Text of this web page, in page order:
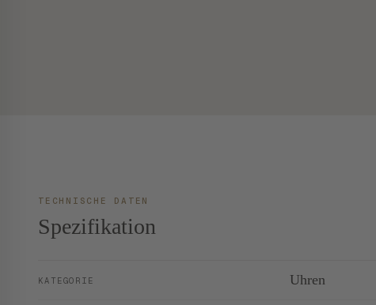
TECHNISCHE DATEN
Spezifikation
KATEGORIE Uhren